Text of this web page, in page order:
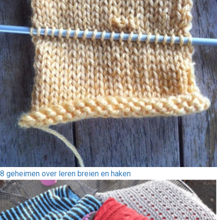
8 geheimen over leren breien en haken